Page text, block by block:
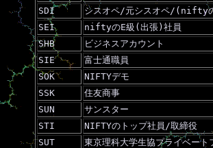
SDI
シスオペ/元シスオペ/(nifty
SEI
niftyのE級(出張)社員
SHB
ビジネスアカウント
SIE
富士通職員
SOK
NIFTYデモ
SSK
住友商事
SUN
サンスター
STI
NIFTYのトップ社員/取締役
SUT
東京理科大学生協プライベー